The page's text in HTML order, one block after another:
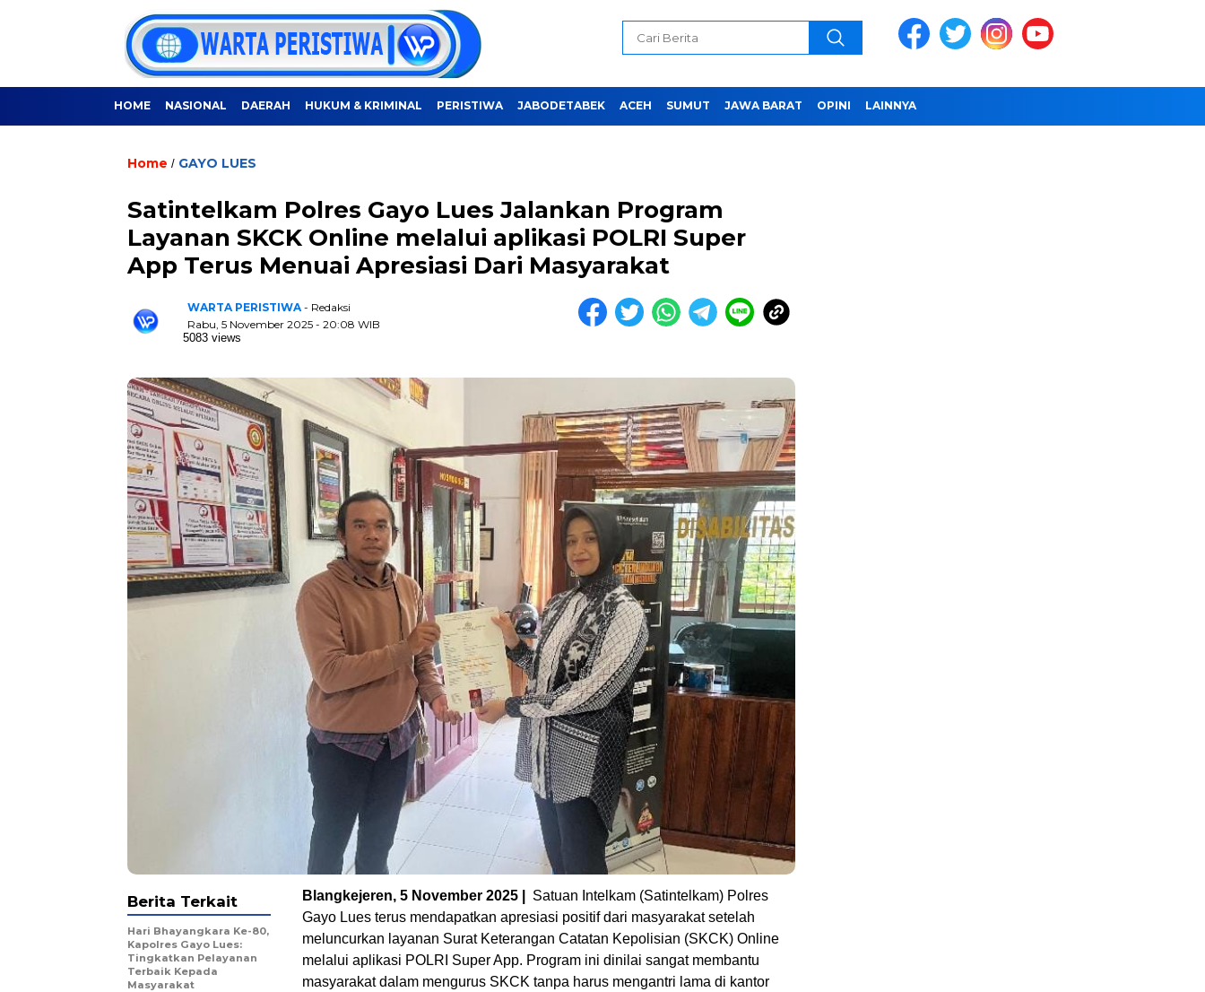
HOME NASIONAL DAERAH HUKUM & KRIMINAL PERISTIWA JABODETABEK ACEH SUMUT JAWA BARAT OPINI LAINNYA
Home / GAYO LUES
Satintelkam Polres Gayo Lues Jalankan Program
Layanan SKCK Online melalui aplikasi POLRI Super
App Terus Menuai Apresiasi Dari Masyarakat
WARTA PERISTIWA - Redaksi
Rabu, 5 November 2025 - 20:08 WIB
5083 views
Blangkejeren, 5 November 2025 | Satuan Intelkam (Satintelkam) Polres
Gayo Lues terus mendapatkan apresiasi positif dari masyarakat setelah
meluncurkan layanan Surat Keterangan Catatan Kepolisian (SKCK) Online
melalui aplikasi POLRI Super App. Program ini dinilai sangat membantu
masyarakat dalam mengurus SKCK tanpa harus mengantri lama di kantor
Berita Terkait
Hari Bhayangkara Ke-80,
Kapolres Gayo Lues:
Tingkatkan Pelayanan
Terbaik Kepada
Masyarakat